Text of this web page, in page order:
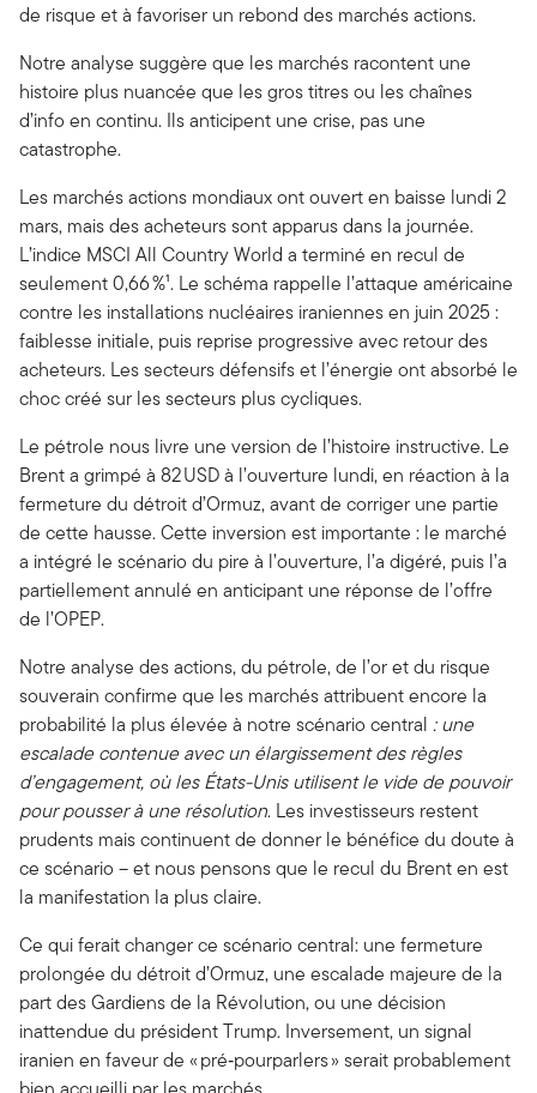
de risque et à favoriser un rebond des marchés actions.
Notre analyse suggère que les marchés racontent une
histoire plus nuancée que les gros titres ou les chaînes
d’info en continu. Ils anticipent une crise, pas une
catastrophe.
Les marchés actions mondiaux ont ouvert en baisse lundi 2
mars, mais des acheteurs sont apparus dans la journée.
L’indice MSCI All Country World a terminé en recul de
seulement 0,66 %¹. Le schéma rappelle l’attaque américaine
contre les installations nucléaires iraniennes en juin 2025 :
faiblesse initiale, puis reprise progressive avec retour des
acheteurs. Les secteurs défensifs et l’énergie ont absorbé le
choc créé sur les secteurs plus cycliques.
Le pétrole nous livre une version de l’histoire instructive. Le
Brent a grimpé à 82 USD à l’ouverture lundi, en réaction à la
fermeture du détroit d’Ormuz, avant de corriger une partie
de cette hausse. Cette inversion est importante : le marché
a intégré le scénario du pire à l’ouverture, l’a digéré, puis l’a
partiellement annulé en anticipant une réponse de l’offre
de l’OPEP.
Notre analyse des actions, du pétrole, de l’or et du risque
souverain confirme que les marchés attribuent encore la
probabilité la plus élevée à notre scénario central : une
escalade contenue avec un élargissement des règles
d’engagement, où les États-Unis utilisent le vide de pouvoir
pour pousser à une résolution. Les investisseurs restent
prudents mais continuent de donner le bénéfice du doute à
ce scénario – et nous pensons que le recul du Brent en est
la manifestation la plus claire.
Ce qui ferait changer ce scénario central: une fermeture
prolongée du détroit d’Ormuz, une escalade majeure de la
part des Gardiens de la Révolution, ou une décision
inattendue du président Trump. Inversement, un signal
iranien en faveur de « pré‑pourparlers » serait probablement